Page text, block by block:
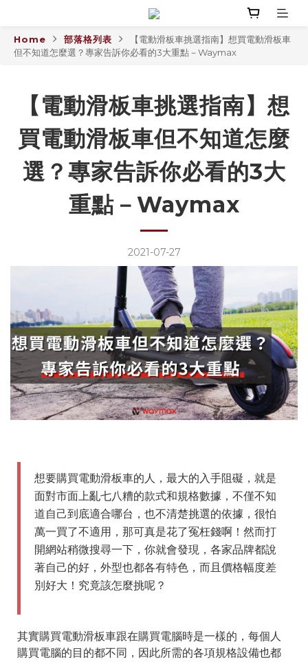
Home 部落格列表
【電動滑板車挑選指南】想買電動滑板車
但不知道怎麼選？專家告訴你必看的3大重點－Waymax
【電動滑板車挑選指南】想
買電動滑板車但不知道怎麼
選？專家告訴你必看的3大
重點－Waymax
2021-07-27
想要購買電動滑板車的人，最大的入手阻礙，就是
面對市面上亂七八糟的款式和規格數據，不僅不知
道自己到底適合哪台，也不清楚挑選的依據，很怕
萬一買了不適用，那可真是花了冤枉錢啊！然而打
開網站稍微搜尋一下，你就會發現，各家品牌都說
著自己的好，外型也都各有特色，而且價格幅度差
別好大！究竟該怎麼挑呢？
其實購買電動滑板車跟在購買電腦時是一樣的，每個人
購買電腦的目的都不同，因此所需的各項規格設備也都